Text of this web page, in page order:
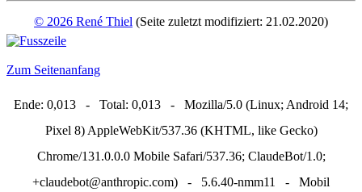
© 2026 René Thiel (Seite zuletzt modifiziert: 21.02.2020)
Zum Seitenanfang
Ende: 0,013 - Total: 0,013 - Mozilla/5.0 (Linux; Android 14;
Pixel 8) AppleWebKit/537.36 (KHTML, like Gecko)
Chrome/131.0.0.0 Mobile Safari/537.36; ClaudeBot/1.0;
+claudebot@anthropic.com) - 5.6.40-nmm11 - Mobil